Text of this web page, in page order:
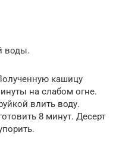
воды.
кашицу
на слабом огне.
влить воду.
8 минут. Десерт